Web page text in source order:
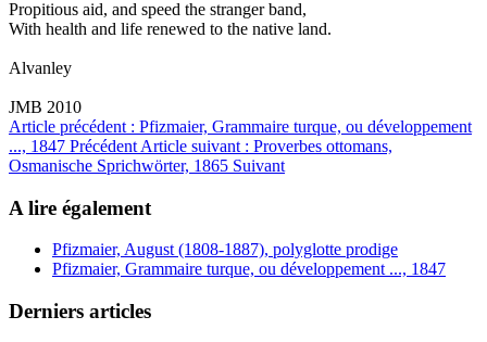
Propitious aid, and speed the stranger band,
With health and life renewed to the native land.
Alvanley
JMB 2010
Article précédent : Pfizmaier, Grammaire turque, ou développement
..., 1847 Précédent Article suivant : Proverbes ottomans,
Osmanische Sprichwörter, 1865 Suivant
A lire également
Pfizmaier, August (1808-1887), polyglotte prodige
Pfizmaier, Grammaire turque, ou développement ..., 1847
Derniers articles